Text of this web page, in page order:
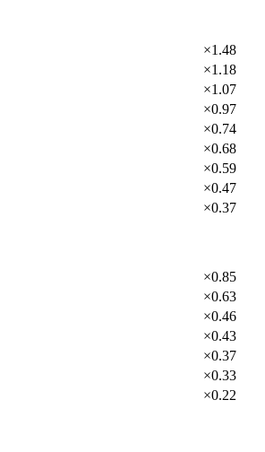
×1.48
×1.18
×1.07
×0.97
×0.74
×0.68
×0.59
×0.47
×0.37
×0.85
×0.63
×0.46
×0.43
×0.37
×0.33
×0.22